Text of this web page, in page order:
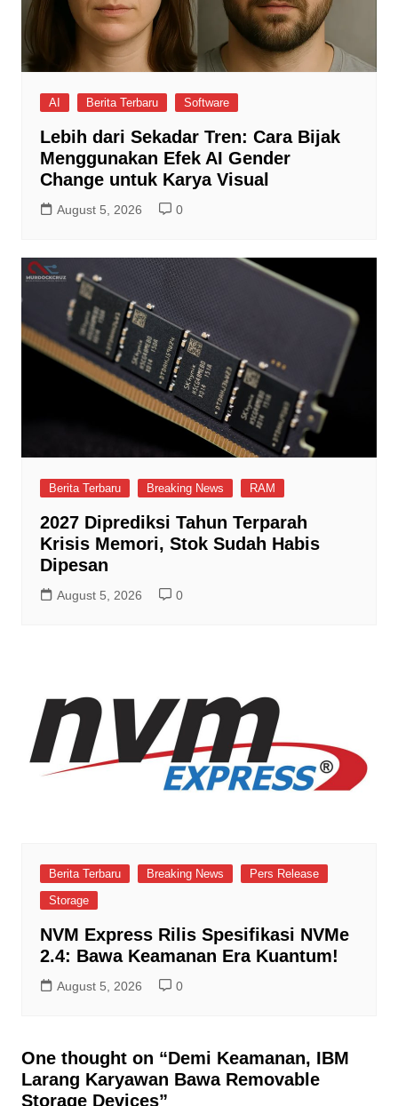
AI Berita Terbaru Software
Lebih dari Sekadar Tren: Cara Bijak
Menggunakan Efek AI Gender
Change untuk Karya Visual
August 5, 2026 0
Berita Terbaru Breaking News RAM
2027 Diprediksi Tahun Terparah
Krisis Memori, Stok Sudah Habis
Dipesan
August 5, 2026 0
Berita Terbaru Breaking News
Pers Release
Storage
NVM Express Rilis Spesifikasi NVMe
2.4: Bawa Keamanan Era Kuantum!
August 5, 2026 0
One thought on “Demi Keamanan, IBM
Larang Karyawan Bawa Removable
Storage Devices”